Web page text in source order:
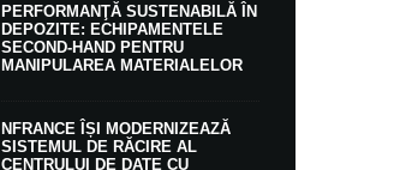
PERFORMANŢĂ SUSTENABILĂ ÎN
DEPOZITE: ECHIPAMENTELE
SECOND-HAND PENTRU
MANIPULAREA MATERIALELOR
NFRANCE ÎȘI MODERNIZEAZĂ
SISTEMUL DE RĂCIRE AL
CENTRULUI DE DATE CU